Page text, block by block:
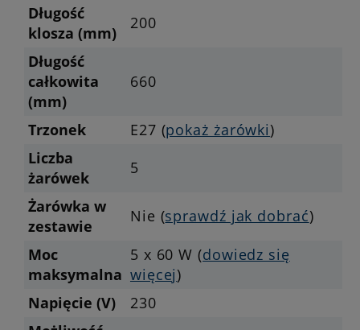
Długość
klosza (mm)
200
Długość
całkowita
(mm)
660
Trzonek E27 (pokaż żarówki)
Liczba
żarówek
5
Żarówka w
zestawie
Nie (sprawdź jak dobrać)
Moc
maksymalna
5 x 60 W (dowiedz się
więcej)
Napięcie (V)
230